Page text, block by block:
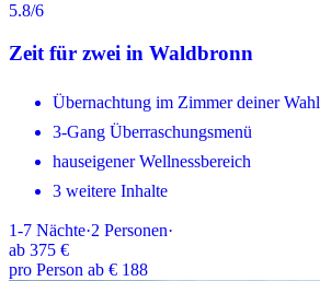
5.8/6
Zeit für zwei in Waldbronn
Übernachtung im Zimmer deiner Wahl
3-Gang Überraschungsmenü
hauseigener Wellnessbereich
3 weitere Inhalte
1-7 Nächte·2 Personen·
ab 375 €
pro Person ab € 188